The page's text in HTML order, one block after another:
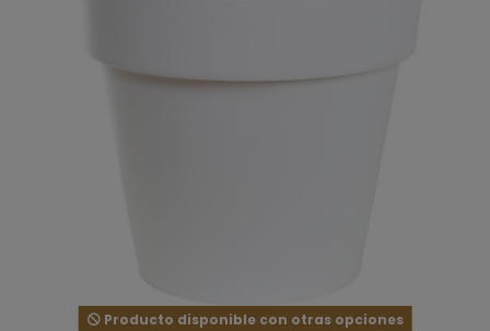
Producto disponible con otras opciones